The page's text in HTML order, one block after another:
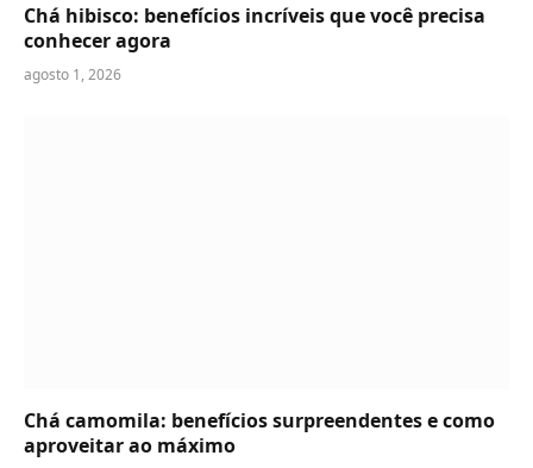
Chá hibisco: benefícios incríveis que você precisa
conhecer agora
agosto 1, 2026
Chá camomila: benefícios surpreendentes e como
aproveitar ao máximo